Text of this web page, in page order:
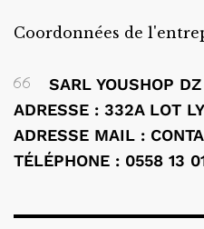
Coordonnées de
SARL YOUSHOP DZ
ADRESSE : 332A LOT
ADRESSE MAIL :
TÉLÉPHONE : 0558 13